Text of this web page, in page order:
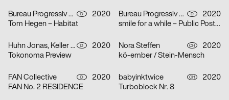
Bureau Progressiv visuelle Kommunikation D
2020
Tom Hegen – Habitat
Bureau Progressiv visuelle Kommunikation D
2020
smile for a while – Public Poster Gallery Reloaded
Huhn Jonas, Keller Dominik D
2020
Tokonoma Preview
Nora Steffen CH
2020
kö-ember / Stein-Mensch
FAN Collective D
2020
FAN No. 2 RESIDENCE
babyinktwice CH
2020
Turboblock Nr. 8